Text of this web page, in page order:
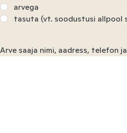
arvega
tasuta (vt. soodustusi allpool
Arve saaja nimi, aadress, telefon